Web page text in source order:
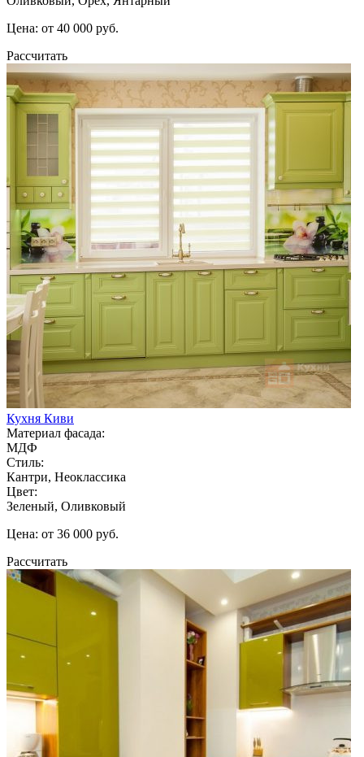
Цена: от 40 000 руб.
Рассчитать
Кухня Киви
Материал фасада:
МДФ
Стиль:
Кантри, Неоклассика
Цвет:
Зеленый, Оливковый
Цена: от 36 000 руб.
Рассчитать